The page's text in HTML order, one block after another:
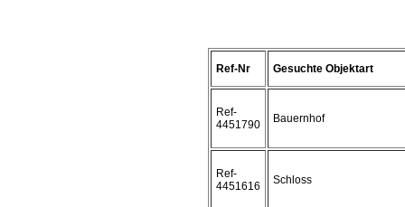
Ref-Nr Gesuchte Objektart
Ref-
4451790
Bauernhof
Ref-
4451616
Schloss